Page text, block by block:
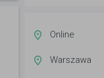
Online
Warszawa